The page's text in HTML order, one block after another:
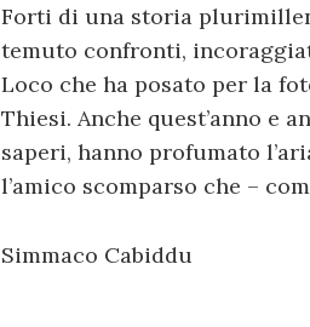
Forti di una storia
temuto confronti,
Loco che ha posato per la
Thiesi. Anche quest’anno e
saperi, hanno profumato
l’amico scomparso che –
Simmaco Cabiddu